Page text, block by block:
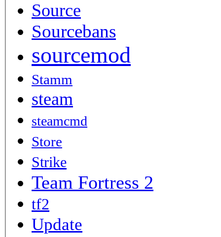
Source
Sourcebans
sourcemod
Stamm
steam
steamcmd
Store
Strike
Team Fortress 2
tf2
Update